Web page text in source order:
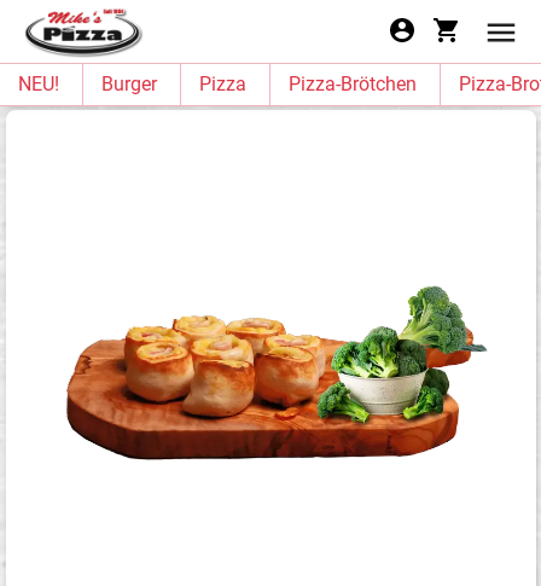
NEU! Burger Pizza Pizza-Brötchen Pizza-